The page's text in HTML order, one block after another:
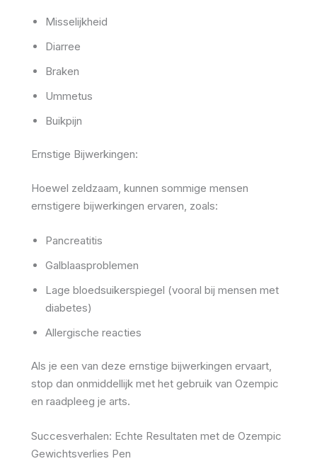
Misselijkheid
Diarree
Braken
Ummetus
Buikpijn
Ernstige Bijwerkingen:
Hoewel zeldzaam, kunnen sommige mensen
ernstigere bijwerkingen ervaren, zoals:
Pancreatitis
Galblaasproblemen
Lage bloedsuikerspiegel (vooral bij mensen met
diabetes)
Allergische reacties
Als je een van deze ernstige bijwerkingen ervaart,
stop dan onmiddellijk met het gebruik van Ozempic
en raadpleeg je arts.
Succesverhalen: Echte Resultaten met de Ozempic
Gewichtsverlies Pen